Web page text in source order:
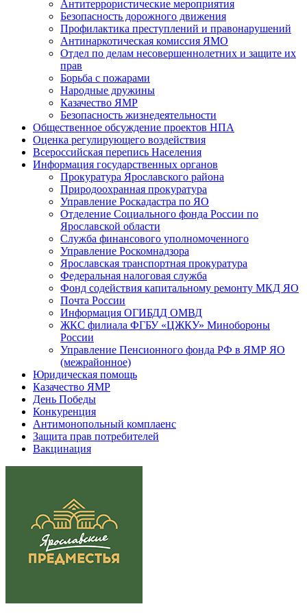
Антитеррористические мероприятия
Безопасность дорожного движения
Профилактика преступлений и правонарушений
Антинаркотическая комиссия ЯМО
Отдел по делам несовершеннолетних и защите их
прав
Борьба с пожарами
Народные дружины
Казачество ЯМР
Безопасность жизнедеятельности
Общественное обсуждение проектов НПА
Оценка регулирующего воздействия
Всероссийская перепись Населения
Информация государственных органов
Прокуратура Ярославского района
Природоохранная прокуратура
Управление Роскадастра по ЯО
Отделение Социального фонда России по
Ярославской области
Служба финансового уполномоченного
Управление Роскомнадзора
Ярославская транспортная прокуратура
Федеральная налоговая служба
Фонд содействия капитальному ремонту МКД ЯО
Почта России
Информация ОГИБДД ОМВД
ЖКС филиала ФГБУ «ЦЖКУ» Минобороны
России
Управление Пенсионного фонда РФ в ЯМР ЯО
(межрайонное)
Юридическая помощь
Казачество ЯМР
День Победы
Конкуренция
Антимонопольный комплаенс
Защита прав потребителей
Вакцинация